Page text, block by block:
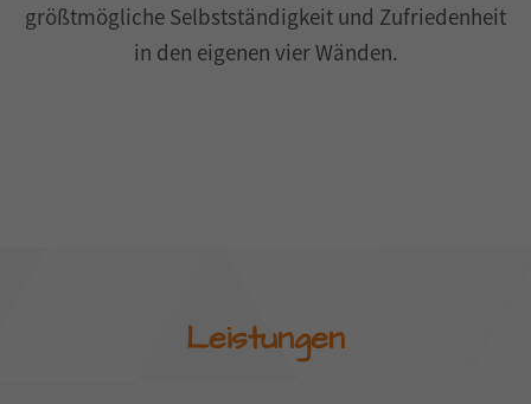
größtmögliche Selbstständigkeit und Zufriedenheit
in den eigenen vier Wänden.
Leistungen